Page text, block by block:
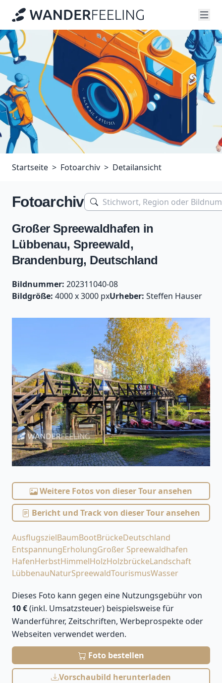
Startseite Fotoarchiv Detailansicht
Fotoarchiv
Großer Spreewaldhafen in
Lübbenau, Spreewald,
Brandenburg, Deutschland
Bildnummer: 202311040-08
Bildgröße: 4000 x 3000 pxUrheber: Steffen Hauser
Weitere Fotos von dieser Tour ansehen
Bericht und Track von dieser Tour ansehen
AusflugszielBaumBootBrückeDeutschland
EntspannungErholungGroßer Spreewaldhafen
HafenHerbstHimmelHolzHolzbrückeLandschaft
LübbenauNaturSpreewaldTourismusWasser
Dieses Foto kann gegen eine Nutzungsgebühr von
10 €(inkl. Umsatzsteuer) beispielsweise für
Wanderführer, Zeitschriften, Werbeprospekte oder
Webseiten verwendet werden.
Foto bestellen
Vorschaubild herunterladen